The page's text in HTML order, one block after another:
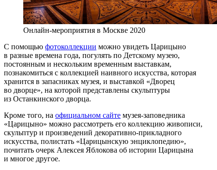
Онлайн-мероприятия в Москве 2020
С помощью фотоколлекции можно увидеть Царицыно
в разные времена года, погулять по Детскому музею,
постоянным и нескольким временным выставкам,
познакомиться с коллекцией наивного искусства, которая
хранится в запасниках музея, и выставкой «Дворец
во дворце», на которой представлены скульптуры
из Останкинского дворца.
Кроме того, на официальном сайте музея-заповедника
«Царицыно» можно рассмотреть его коллекцию живописи,
скульптур и произведений декоративно-прикладного
искусства, полистать «Царицынскую энциклопедию»,
почитать очерк Алексея Яблокова об истории Царицына
и многое другое.